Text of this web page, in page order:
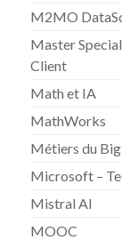
M2MO
Master
Client
Math et IA
MathWorks
Métiers du
Microsoft –
Mistral AI
MOOC